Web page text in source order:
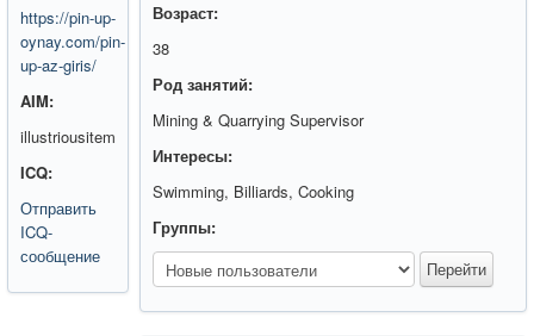
https://pin-up-
oynay.com/pin-
up-az-giris/
AIM:
illustriousitem
ICQ:
Отправить
ICQ-
сообщение
Возраст:
38
Род занятий:
Mining & Quarrying Supervisor
Интересы:
Swimming, Billiards, Cooking
Группы: